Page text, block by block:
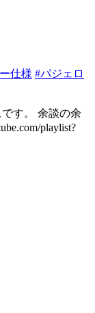
仕様 #パジェロ
す。 余談の余
playlist?